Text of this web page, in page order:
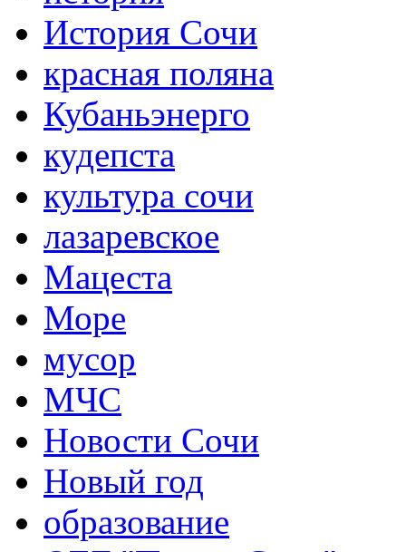
История Сочи
красная поляна
Кубаньэнерго
кудепста
культура сочи
лазаревское
Мацеста
Море
мусор
МЧС
Новости Сочи
Новый год
образование